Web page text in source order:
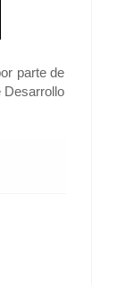
parte de
Desarrollo